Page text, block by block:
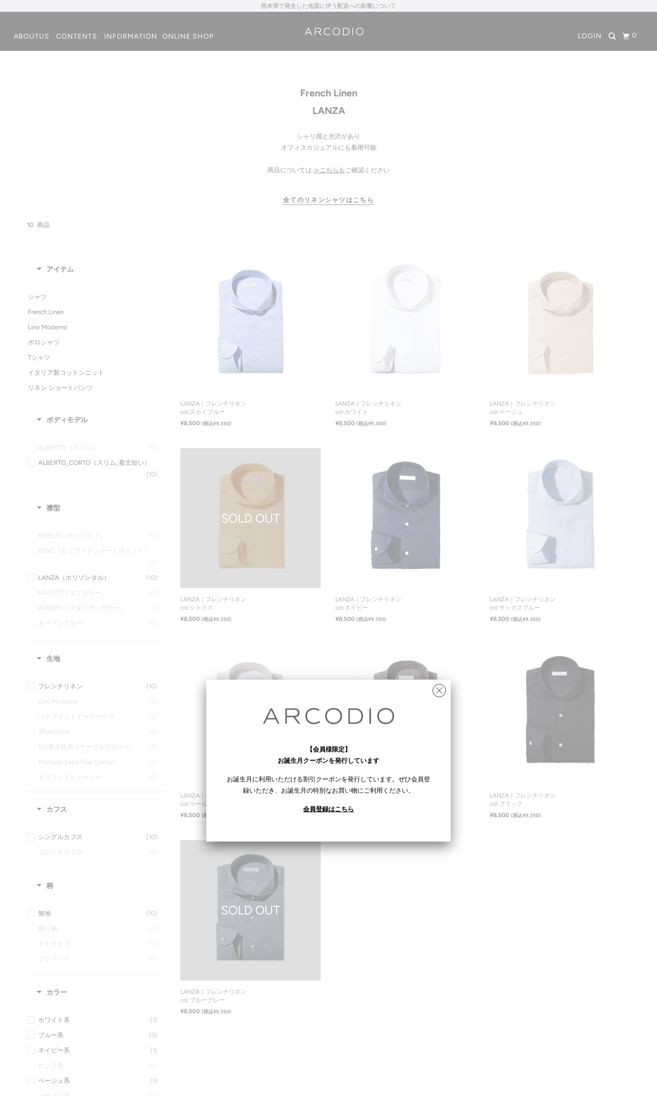
熊本県で発生した地震に伴う配送への影響について
LOGIN 0
ABOUTUS CONTENTS INFORMATION ONLINE SHOP
French Linen
LANZA
シャリ感と光沢があり
オフィスカジュアルにも着用可能
商品については ≫こちらも ご確認ください
全てのリネンシャツはこちら
10 商品
アイテム
シャツ
French Linen
Lino Moderno
ポロシャツ
Tシャツ
イタリア製コットンニット
リネン ショートパンツ
ジャケット
カフリンクス・タイバー
バッグ
ボディモデル
ALBERTO（スリム）
ALBERTO_CORTO（スリム_着丈短い）
(10)
襟型
FIDELIO（セミワイド）
GINO（セミワイドショートポイント）
LANZA（ホリゾンタル） (10)
FAUSTO（タブカラー）
APERTO（イタリアンカラー）
オープンカラー
生地
フレンチリネン (10)
Lino Moderno
ハイブリッドイージーケア
3Functions
120番手双糸ステーブルブロード
Premium Extra Fine Cotton
トリコットジャージー
コンパクト糸
ツイル (0)
クールマックスジャージー
Wrinkle-Resistant（イージーケア）
マイクロツイル (0)
ロイヤルオックスフォード
ピンオックス
鹿の子ジャージー
カフス
シングルカフス (10)
フレンチカフス
柄
無地 (10)
織り柄
ストライプ
クレリック
カラー
ホワイト系 (1)
ブルー系 (3)
ネイビー系 (1)
ピンク系
ベージュ系 (1)
LANZA｜フレンチリネン
col.スカイブルー
¥8,500 (税込¥9,350)
LANZA｜フレンチリネン
col.ホワイト
¥8,500 (税込¥9,350)
LANZA｜フレンチリネン
col.ベージュ
¥8,500 (税込¥9,350)
SOLD OUT
LANZA｜フレンチリネン
col.シトラス
¥8,500 (税込¥9,350)
LANZA｜フレンチリネン
col.ネイビー
¥8,500 (税込¥9,350)
LANZA｜フレンチリネン
col.サックスブルー
¥8,500 (税込¥9,350)
サイズ一覧
LANZA｜フレンチリネン
col.ペールグレー
¥8,500 (税込¥9,350)
サイズ一覧
LANZA｜フレンチリネン
LANZA｜フレンチリネン
col.ブラック
¥8,500 (税込¥9,350)
SOLD OUT
LANZA｜フレンチリネン
col.ブルーグレー
¥8,500 (税込¥9,350)
【会員様限定】
お誕生月クーポンを発行しています
お誕生月に利用いただける割引クーポンを発行しています。ぜひ会員登
録いただき、お誕生月の特別なお買い物にご利用ください。
会員登録はこちら